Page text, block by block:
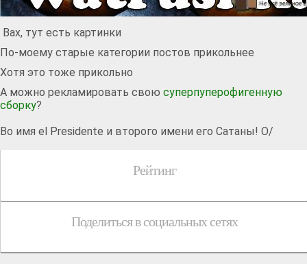
Вах, тут есть картинки
По-моему старые категории постов прикольнее
Хотя это тоже прикольно
А можно рекламировать свою суперпуперофигенную
сборку?
Во имя el Presidente и второго имени его Сатаны! O/
Рейтинг
Поделиться в социальных сетях